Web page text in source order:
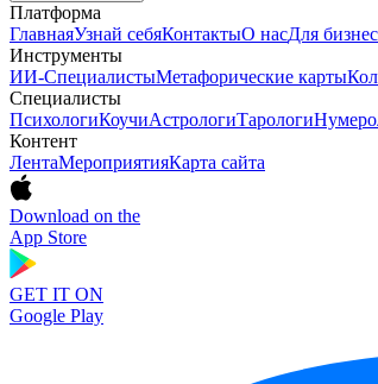
Платформа
ГлавнаяУзнай себяКонтактыО насДля
Инструменты
ИИ-СпециалистыМетафорические карты
Специалисты
ПсихологиКоучиАстрологиТарологи
Контент
ЛентаМероприятияКарта сайта
Download on the
App Store
GET IT ON
Google Play